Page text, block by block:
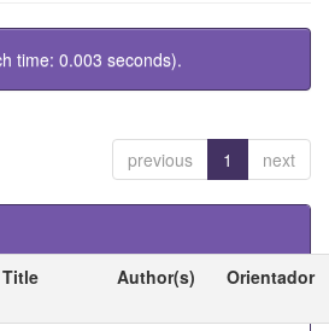
time: 0.003 seconds).
previous 1 next
Title Author(s) Orientador